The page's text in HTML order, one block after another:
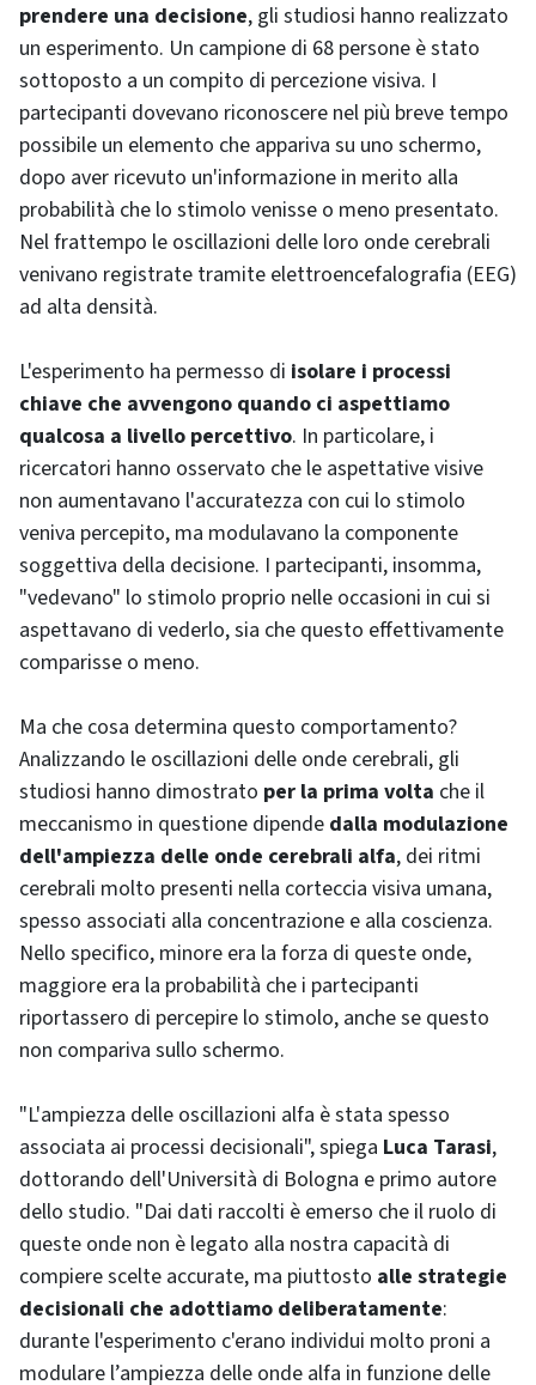
prendere una decisione, gli studiosi hanno realizzato
un esperimento. Un campione di 68 persone è stato
sottoposto a un compito di percezione visiva. I
partecipanti dovevano riconoscere nel più breve tempo
possibile un elemento che appariva su uno schermo,
dopo aver ricevuto un'informazione in merito alla
probabilità che lo stimolo venisse o meno presentato.
Nel frattempo le oscillazioni delle loro onde cerebrali
venivano registrate tramite elettroencefalografia (EEG)
ad alta densità.
L'esperimento ha permesso di isolare i processi
chiave che avvengono quando ci aspettiamo
qualcosa a livello percettivo. In particolare, i
ricercatori hanno osservato che le aspettative visive
non aumentavano l'accuratezza con cui lo stimolo
veniva percepito, ma modulavano la componente
soggettiva della decisione. I partecipanti, insomma,
"vedevano" lo stimolo proprio nelle occasioni in cui si
aspettavano di vederlo, sia che questo effettivamente
comparisse o meno.
Ma che cosa determina questo comportamento?
Analizzando le oscillazioni delle onde cerebrali, gli
studiosi hanno dimostrato per la prima volta che il
meccanismo in questione dipende dalla modulazione
dell'ampiezza delle onde cerebrali alfa, dei ritmi
cerebrali molto presenti nella corteccia visiva umana,
spesso associati alla concentrazione e alla coscienza.
Nello specifico, minore era la forza di queste onde,
maggiore era la probabilità che i partecipanti
riportassero di percepire lo stimolo, anche se questo
non compariva sullo schermo.
"L'ampiezza delle oscillazioni alfa è stata spesso
associata ai processi decisionali", spiega Luca Tarasi,
dottorando dell'Università di Bologna e primo autore
dello studio. "Dai dati raccolti è emerso che il ruolo di
queste onde non è legato alla nostra capacità di
compiere scelte accurate, ma piuttosto alle strategie
decisionali che adottiamo deliberatamente:
durante l'esperimento c'erano individui molto proni a
modulare l’ampiezza delle onde alfa in funzione delle